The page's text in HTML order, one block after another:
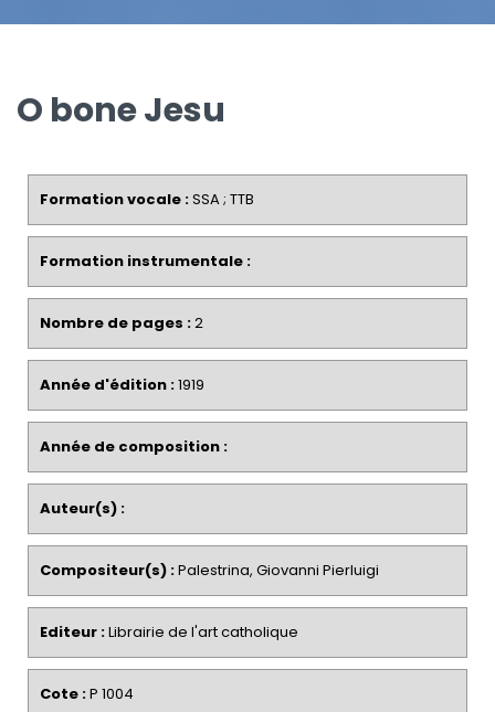
O bone Jesu
Formation vocale :SSA ; TTB
Formation instrumentale :
Nombre de pages :2
Année d'édition :1919
Année de composition :
Auteur(s) :
Compositeur(s) :Palestrina, Giovanni Pierluigi
Editeur :Librairie de l'art catholique
Cote :P 1004